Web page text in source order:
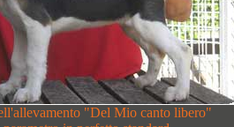
"Del Mio canto libero"